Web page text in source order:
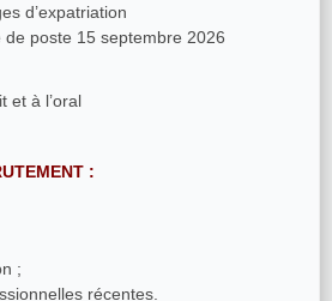
d’expatriation
poste 15 septembre 2026
et à l’oral
:
;
récentes.